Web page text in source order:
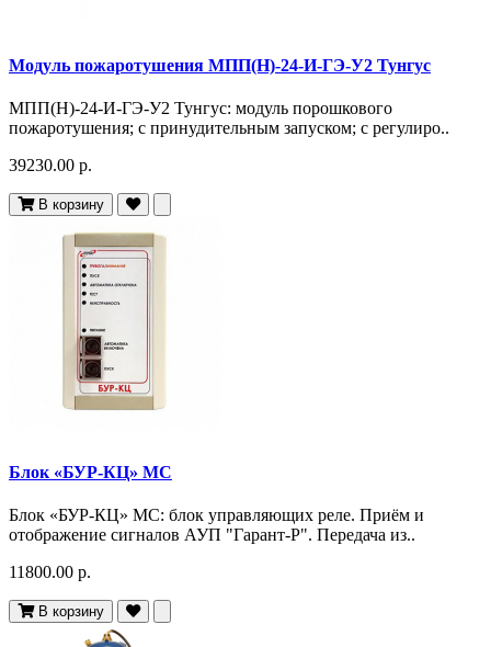
Модуль пожаротушения МПП(Н)-24-И-ГЭ-У2 Тунгус
МПП(Н)-24-И-ГЭ-У2 Тунгус: модуль порошкового
пожаротушения; с принудительным запуском; с регулиро..
39230.00 р.
В корзину
Блок «БУР-КЦ» МС
Блок «БУР-КЦ» МС: блок управляющих реле. Приём и
отображение сигналов АУП "Гарант-Р". Передача из..
11800.00 р.
В корзину